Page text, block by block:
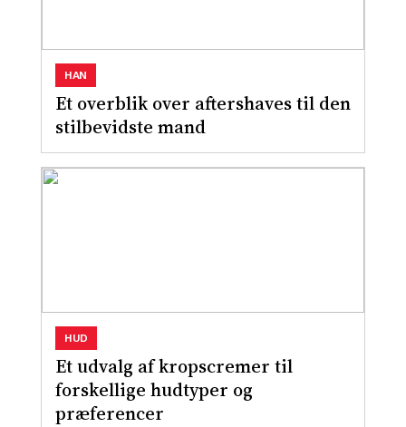
Et overblik over aftershaves til den
stilbevidste mand
HAN
Et udvalg af kropscremer til
forskellige hudtyper og
præferencer
HUD